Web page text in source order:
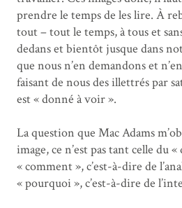
prendre le temps de les lire. À
tout – tout le temps, à tous et
dedans et bientôt jusque dans
que nous n’en demandons et
faisant de nous des illettrés par
est « donné à voir ».
La question que Mac Adams
image, ce n’est pas tant celle du
« comment », c’est-à-dire de
« pourquoi », c’est-à-dire de